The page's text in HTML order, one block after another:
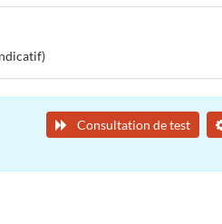
Consultation de test